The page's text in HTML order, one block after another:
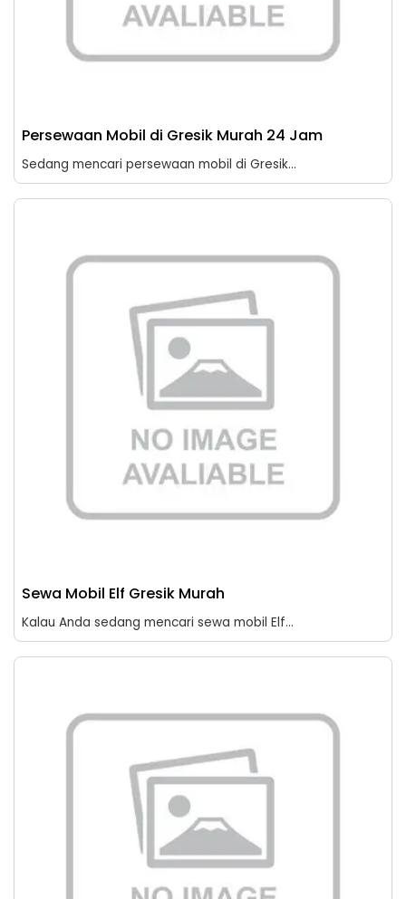
Persewaan Mobil di Gresik Murah 24 Jam
Sedang mencari persewaan mobil di Gresik...
Sewa Mobil Elf Gresik Murah
Kalau Anda sedang mencari sewa mobil Elf...